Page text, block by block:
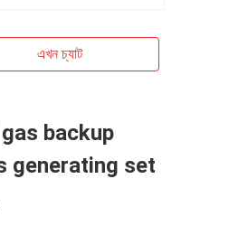
এখন চ্যাট
backup
generating set